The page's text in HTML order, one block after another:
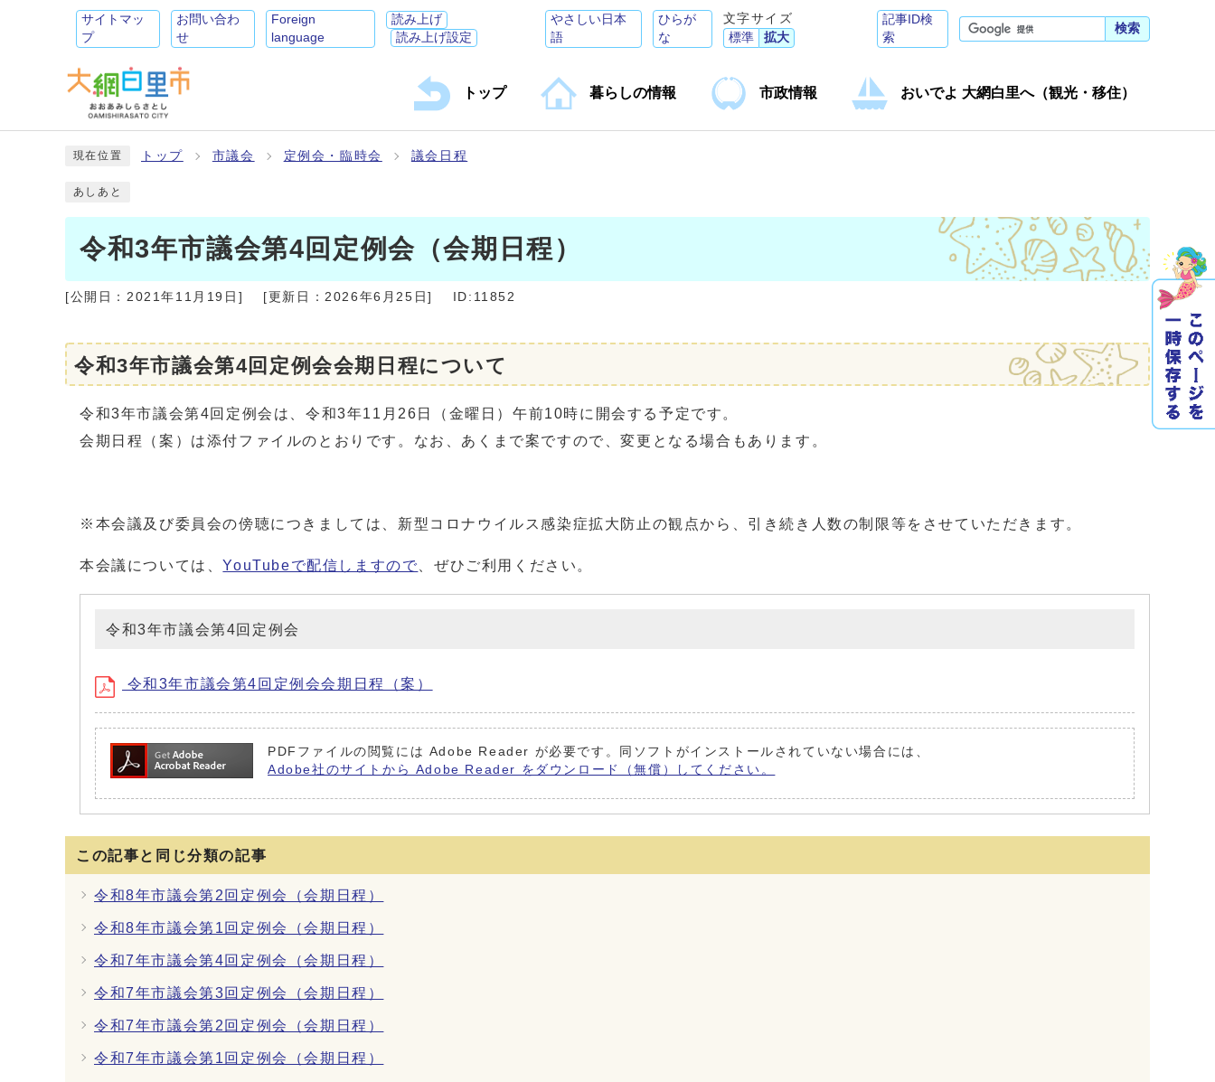
サイトマッ
プ
お問い合わ
せ
Foreign
language
読み上げ
読み上げ設定
やさしい日本
語
ひらが
な
文字サイズ
標準
拡大
記事ID検
索
検索
トップ 暮らしの情報 市政情報 おいでよ 大網白里へ（観光・移住）
現在位置 トップ 市議会 定例会・臨時会 議会日程
あしあと
令和3年市議会第4回定例会（会期日程）
[公開日： 2021年11月19日 ] [更新日：2026年6月25日] ID:11852
令和3年市議会第4回定例会会期日程について
令和3年市議会第4回定例会は、令和3年11月26日（金曜日）午前10時に開会する予定です。
会期日程（案）は添付ファイルのとおりです。なお、あくまで案ですので、変更となる場合もあります。
※本会議及び委員会の傍聴につきましては、新型コロナウイルス感染症拡大防止の観点から、引き続き人数の制限等をさせていただきます。
本会議については、YouTubeで配信しますので 、ぜひご利用ください。
令和3年市議会第4回定例会
令和3年市議会第4回定例会会期日程（案）
PDFファイルの閲覧には Adobe Reader が必要です。同ソフトがインストールされていない場合には、
Adobe社のサイトから Adobe Reader をダウンロード（無償）してください。
この記事と同じ分類の記事
令和8年市議会第2回定例会（会期日程）
令和8年市議会第1回定例会（会期日程）
令和7年市議会第4回定例会（会期日程）
令和7年市議会第3回定例会（会期日程）
令和7年市議会第2回定例会（会期日程）
令和7年市議会第1回定例会（会期日程）